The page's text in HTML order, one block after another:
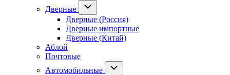
Дверные
Дверные (Россия)
Дверные импортные
Дверные (Китай)
Аблой
Почтовые
Автомобильные